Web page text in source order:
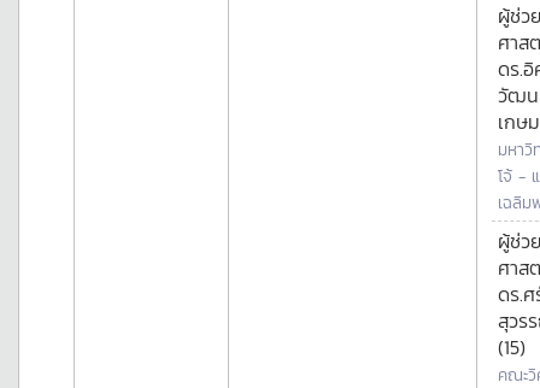
ผู้ช่วย
ศาส
ดร.อิ
วัฒ
เกษ
มหาวิ
โจ้ -
เฉลิม
ผู้ช่วย
ศาส
ดร.
สุวร
(15)
คณะ